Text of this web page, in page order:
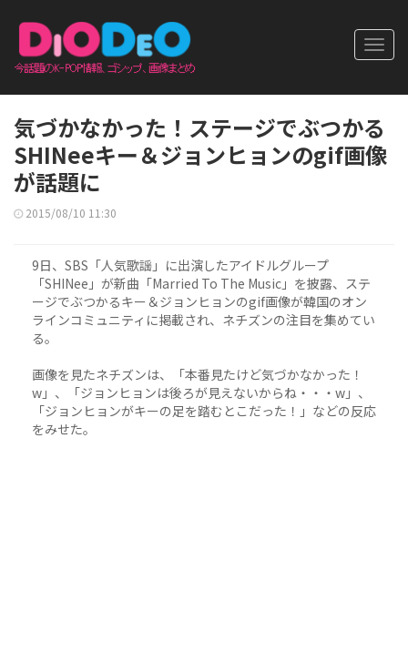
気づかなかった！ステージでぶつかる
SHINeeキー＆ジョンヒョンのgif画像
が話題に
2015/08/10 11:30
9日、SBS「人気歌謡」に出演したアイドルグループ
「SHINee」が新曲「Married To The Music」を披露、ステ
ージでぶつかるキー＆ジョンヒョンのgif画像が韓国のオン
ラインコミュニティに掲載され、ネチズンの注目を集めてい
る。
画像を見たネチズンは、「本番見たけど気づかなかった！
w」、「ジョンヒョンは後ろが見えないからね・・・w」、
「ジョンヒョンがキーの足を踏むとこだった！」などの反応
をみせた。